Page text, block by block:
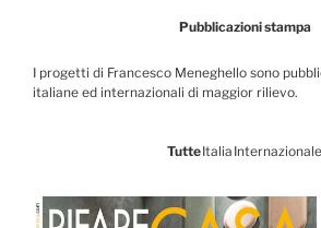
Pubblicazioni stampa
I progetti di Francesco Meneghello sono
italiane ed internazionali di maggior rilievo.
TutteItalia Internazionale